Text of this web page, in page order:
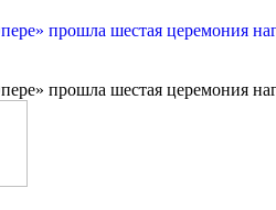
прошла шестая церемония
прошла шестая церемония